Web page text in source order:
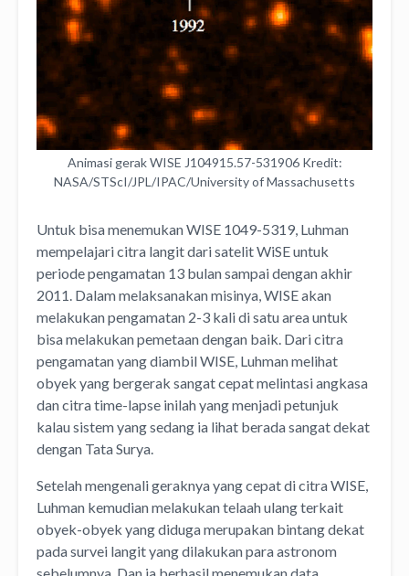
Animasi gerak WISE J104915.57-531906 Kredit:
NASA/STScI/JPL/IPAC/University of Massachusetts
Untuk bisa menemukan WISE 1049-5319, Luhman
mempelajari citra langit dari satelit WiSE untuk
periode pengamatan 13 bulan sampai dengan akhir
2011. Dalam melaksanakan misinya, WISE akan
melakukan pengamatan 2-3 kali di satu area untuk
bisa melakukan pemetaan dengan baik. Dari citra
pengamatan yang diambil WISE, Luhman melihat
obyek yang bergerak sangat cepat melintasi angkasa
dan citra time-lapse inilah yang menjadi petunjuk
kalau sistem yang sedang ia lihat berada sangat dekat
dengan Tata Surya.
Setelah mengenali geraknya yang cepat di citra WISE,
Luhman kemudian melakukan telaah ulang terkait
obyek-obyek yang diduga merupakan bintang dekat
pada survei langit yang dilakukan para astronom
sebelumnya. Dan ia berhasil menemukan data